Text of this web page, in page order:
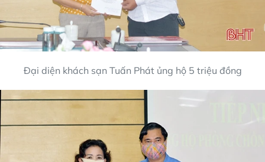
Đại diện khách sạn Tuấn Phát ủng hộ 5 triệu đồng